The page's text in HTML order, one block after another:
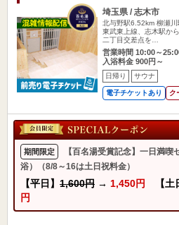
埼玉県 / 志木市
北与野駅6.52km 柳瀬
東武東上線、志木駅か
二丁目交差点を…
営業時間 10:00～
入浴料金 900円～
日帰り サウナ
電子チケットあり ク
期間限定
【百名湯受賞記念】一日満
浴）（8/8～16は土日祝料金）
【平日】 1,600円 → 1,450円 【土
円